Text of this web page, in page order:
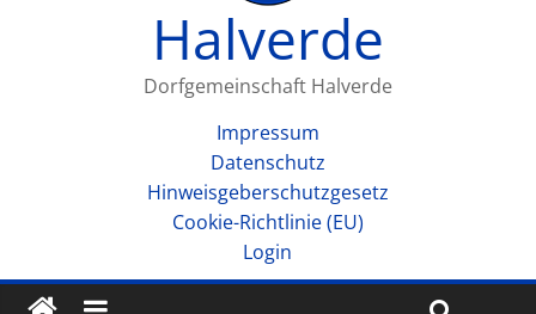
Halverde
Dorfgemeinschaft Halverde
Impressum
Datenschutz
Hinweisgeberschutzgesetz
Cookie-Richtlinie (EU)
Login